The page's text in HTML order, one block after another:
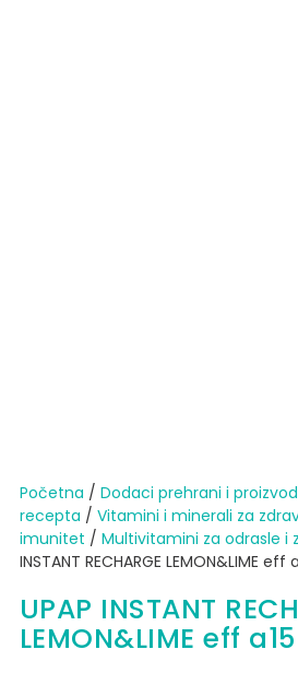
Početna / Dodaci prehrani i
recepta / Vitamini i minerali za
imunitet / Multivitamini za odrasle i
INSTANT RECHARGE LEMON&LIME eff
UPAP INSTANT
LEMON&LIME eff a15